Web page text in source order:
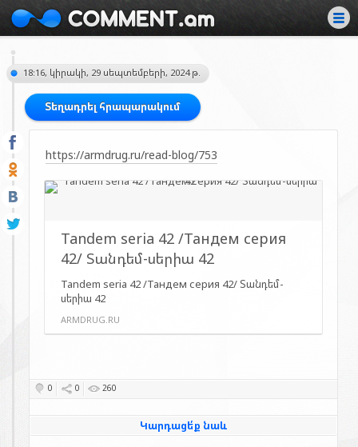
18:16, կիրակի, 29 սեպտեմբերի, 2024 թ.
Տեղադրել հրապարակում
https://armdrug.ru/read-blog/753
Tandem seria 42 /Тандем серия
42/ Տանդեմ-սերիա 42
Tandem seria 42 /Тандем серия 42/ Տանդեմ-
սերիա 42
ARMDRUG.RU
0 0 260
Կարդացե՛ք նաև